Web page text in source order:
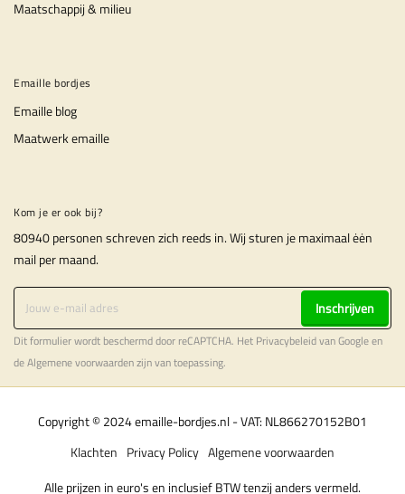
Maatschappij & milieu
Emaille bordjes
Emaille blog
Maatwerk emaille
Kom je er ook bij?
80940 personen schreven zich reeds in. Wij sturen je maximaal ėėn
mail per maand.
Inschrijven
Dit formulier wordt beschermd door reCAPTCHA. Het Privacybeleidvan Google en
deAlgemene voorwaardenzijn van toepassing.
Copyright © 2024 emaille-bordjes.nl - VAT: NL866270152B01
Algemene voorwaarden
Privacy Policy
Klachten
Alle prijzen in euro's en inclusief BTW tenzij anders vermeld.